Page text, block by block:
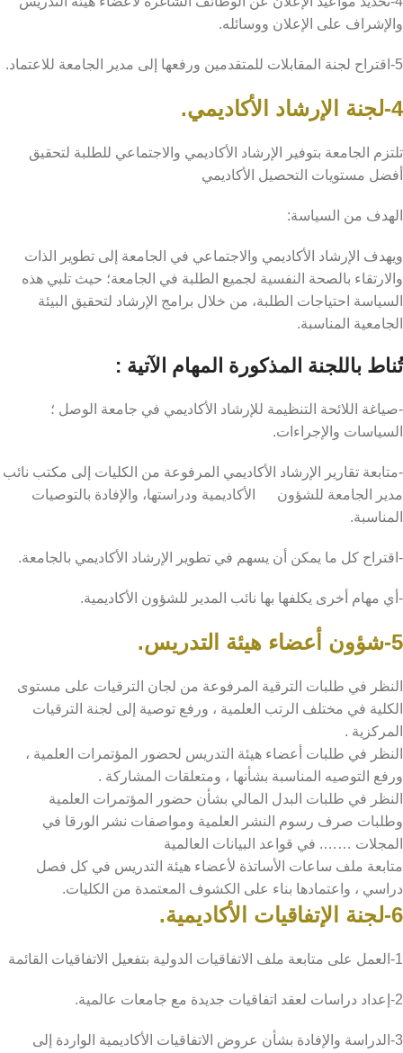
والإشراف على الإعلان ووسائله.
5-اقتراح لجنة المقابلات للمتقدمين ورفعها إلى مدير الجامعة للاعتماد.
4-لجنة الإرشاد الأكاديمي.
تلتزم الجامعة بتوفير الإرشاد الأكاديمي والاجتماعي للطلبة لتحقيق
أفضل مستويات التحصيل الأكاديمي
الهدف من السياسة:
ويهدف الإرشاد الأكاديمي والاجتماعي في الجامعة إلى تطوير الذات
والارتقاء بالصحة النفسية لجميع الطلبة في الجامعة؛ حيث تلبي هذه
السياسة احتياجات الطلبة، من خلال برامج الإرشاد لتحقيق البيئة
الجامعية المناسبة.
تُناط باللجنة المذكورة المهام الآتية :
-صياغة اللائحة التنظيمة للإرشاد الأكاديمي في جامعة الوصل ؛
السياسات والإجراءات.
-متابعة تقارير الإرشاد الأكاديمي المرفوعة من الكليات إلى مكتب نائب
مدير الجامعة للشؤون الأكاديمية ودراستها، والإفادة بالتوصيات
المناسبة.
-اقتراح كل ما يمكن أن يسهم في تطوير الإرشاد الأكاديمي بالجامعة.
-أي مهام أخرى يكلفها بها نائب المدير للشؤون الأكاديمية.
5-شؤون أعضاء هيئة التدريس.
النظر في طلبات الترقية المرفوعة من لجان الترقيات على مستوى
الكلية في مختلف الرتب العلمية ، ورفع توصية إلى لجنة الترقيات
المركزية .
النظر في طلبات أعضاء هيئة التدريس لحضور المؤتمرات العلمية ،
ورفع التوصيه المناسبة بشأنها ، ومتعلقات المشاركة .
النظر في طلبات البدل المالي بشأن حضور المؤتمرات العلمية
وطلبات صرف رسوم النشر العلمية ومواصفات نشر الورقا في
المجلات ……. في قواعد البيانات العالمية
متابعة ملف ساعات الأساتذة لأعضاء هيئة التدريس في كل فصل
دراسي ، واعتمادها بناء على الكشوف المعتمدة من الكليات.
6-لجنة الإتفاقيات الأكاديمية.
1-العمل على متابعة ملف الاتفاقيات الدولية بتفعيل الاتفاقيات القائمة
2-إعداد دراسات لعقد اتفاقيات جديدة مع جامعات عالمية.
3-الدراسة والإفادة بشأن عروض الاتفاقيات الأكاديمية الواردة إلى